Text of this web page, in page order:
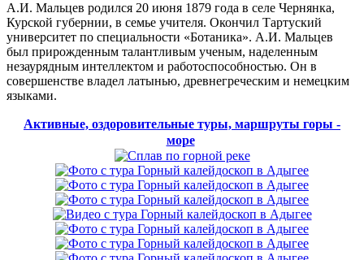
А.И. Мальцев родился 20 июня 1879 года в селе Чернянка,
Курской губернии, в семье учителя. Окончил Тартуский
университет по специальности «Ботаника». А.И. Мальцев
был прирожденным талантливым ученым, наделенным
незаурядным интеллектом и работоспособностью. Он в
совершенстве владел латынью, древнегреческим и немецким
языками.
Активные, оздоровительные туры, маршруты горы -
море